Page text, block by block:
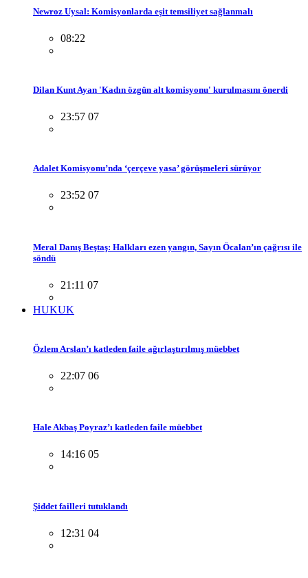
Newroz Uysal: Komisyonlarda eşit temsiliyet sağlanmalı
08:22
Dilan Kunt Ayan 'Kadın özgün alt komisyonu' kurulmasını önerdi
23:57 07
Adalet Komisyonu’nda ‘çerçeve yasa’ görüşmeleri sürüyor
23:52 07
Meral Danış Beştaş: Halkları ezen yangın, Sayın Öcalan’ın çağrısı ile
söndü
21:11 07
HUKUK
Özlem Arslan’ı katleden faile ağırlaştırılmış müebbet
22:07 06
Hale Akbaş Poyraz’ı katleden faile müebbet
14:16 05
Şiddet failleri tutuklandı
12:31 04